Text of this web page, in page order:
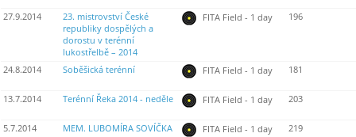
27.9.2014
23. mistrovství České
republiky dospělých a
dorostu v terénní
lukostřelbě – 2014
FITA Field - 1 day 196
24.8.2014 Soběšická terénní FITA Field - 1 day 181
13.7.2014 Terénní Řeka 2014 - neděle FITA Field - 1 day 203
5.7.2014 MEM. LUBOMÍRA SOVÍČKA FITA Field - 1 day 219